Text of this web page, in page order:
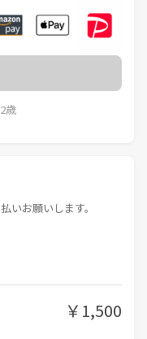
歳
いお願いします。
￥1,500